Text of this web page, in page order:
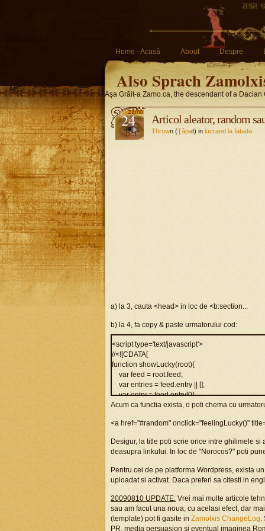
Home - Acasă About Despre
Also Sprach
Aşa Grăit-a Zamo.ca, the descendant of a
24
oct
Articol aleator, random
Thrown (Ţâpat) in lucrand la fatada
a) la 3, cauta <head> in loc de <b:section...
b) la 4, fa copy & paste urmatorului cod:
<script type='text/javascript'>
//<![CDATA[
function showLucky(root){
var feed = root.feed;
var entries = feed.entry || [];
var entry = feed.entry[0];
for (var j = 0; j < entry.link.length; ++j) {
window.location = entry.link[j].href;
}
}
function fetchLuck(luck){
script = document.createElement('script');
script.src = '/feeds/posts/summary?start-
results=1&alt=json-in-
script.type = 'text/javascript';
Acum ca functia exista, o poti chema cu
<a href="#random" onclick="feelingLucky()"
Desigur, la title poti scrie orice intre ghilimele
deasupra linkului. In loc de "Norocos?" poti
Pentru cei de pe platforma Wordpress, exista un
uploadat si activat. Daca preferi sa citesti in
20090810 UPDATE: Vrei mai multe articole
sau am facut una noua, cu acelasi efect, dar
(template) pot fi gasite in Zamolxis ChangeLog.
PR, media persuasion si eventual imaginea